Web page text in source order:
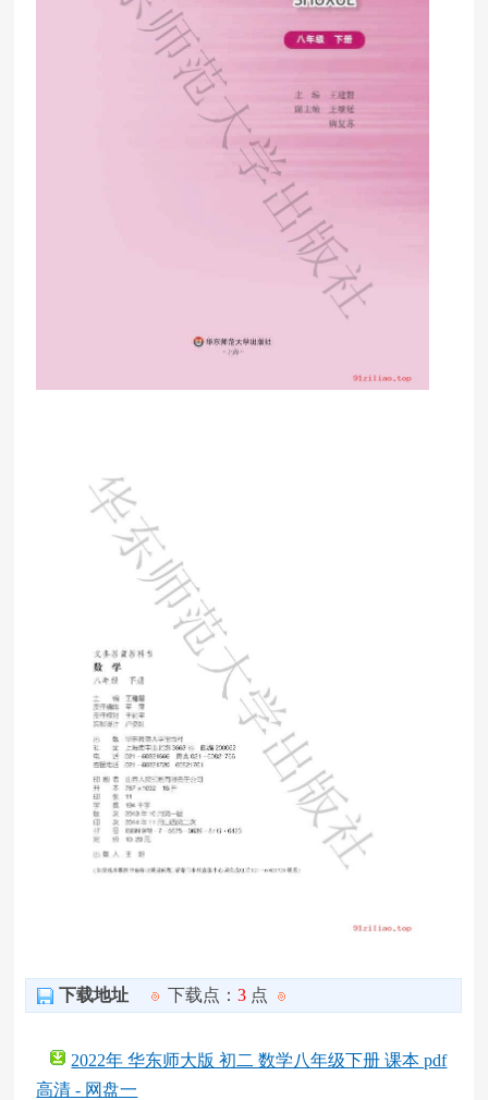
下载地址 下载点：3 点
2022年 华东师大版 初二 数学八年级下册 课本 pdf
高清 - 网盘一